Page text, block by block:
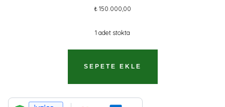
₺ 150.000,00
1 adet stokta
EFENDİ
SEPETE EKLE